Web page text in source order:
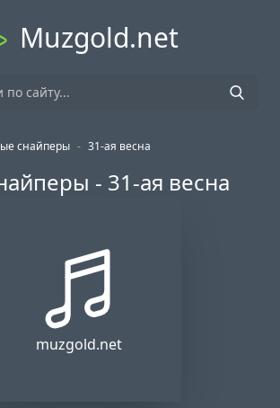
Muzgold.net
снайперы - 31-ая весна
- 31-ая весна
muzgold.net